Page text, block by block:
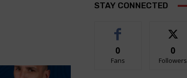
STAY CONNECTED
0
Fans
0
Followers